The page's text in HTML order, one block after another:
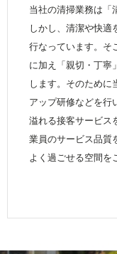
当社の清掃業務は「
しかし、清潔や快適
行なっています。そ
に加え「親切・丁寧
します。そのために
アップ研修などを行
溢れる接客サービス
業員のサービス品質
よく過ごせる空間を